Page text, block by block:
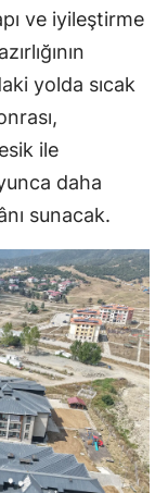
ve iyileştirme
yolda sıcak
ile
daha
sunacak.